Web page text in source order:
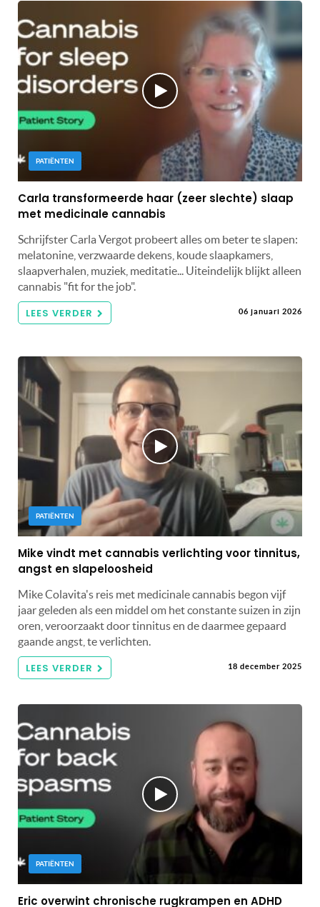
PATIËNTEN
Carla transformeerde haar (zeer slechte) slaap
met medicinale cannabis
Schrijfster Carla Vergot probeert alles om beter te slapen:
melatonine, verzwaarde dekens, koude slaapkamers,
slaapverhalen, muziek, meditatie... Uiteindelijk blijkt alleen
cannabis "fit for the job".
LEES VERDER 06 januari 2026
PATIËNTEN
Mike vindt met cannabis verlichting voor tinnitus,
angst en slapeloosheid
Mike Colavita's reis met medicinale cannabis begon vijf
jaar geleden als een middel om het constante suizen in zijn
oren, veroorzaakt door tinnitus en de daarmee gepaard
gaande angst, te verlichten.
LEES VERDER 18 december 2025
PATIËNTEN
Eric overwint chronische rugkrampen en ADHD